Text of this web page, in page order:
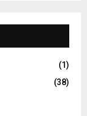
(1)
(38)